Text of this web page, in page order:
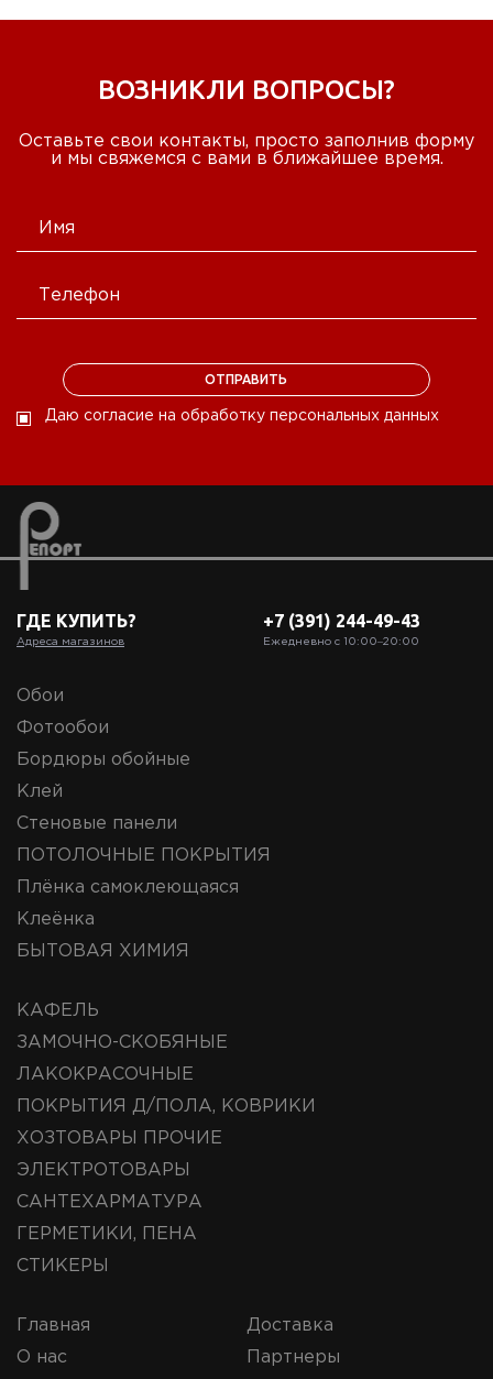
ВОЗНИКЛИ ВОПРОСЫ?
Оставьте свои контакты, просто заполнив форму
и мы свяжемся с вами в ближайшее время.
Даю согласие на обработку персональных данных
ГДЕ КУПИТЬ?
Адреса магазинов
+7 (391) 244-49-43
Ежедневно с 10:00‒20:00
Обои
Фотообои
Бордюры обойные
Клей
Стеновые панели
ПОТОЛОЧНЫЕ ПОКРЫТИЯ
Плёнка самоклеющаяся
Клеёнка
БЫТОВАЯ ХИМИЯ
КАФЕЛЬ
ЗАМОЧНО-СКОБЯНЫЕ
ЛАКОКРАСОЧНЫЕ
ПОКРЫТИЯ Д/ПОЛА, КОВРИКИ
ХОЗТОВАРЫ ПРОЧИЕ
ЭЛЕКТРОТОВАРЫ
САНТЕХАРМАТУРА
ГЕРМЕТИКИ, ПЕНА
СТИКЕРЫ
Главная
О нас
Доставка
Партнеры